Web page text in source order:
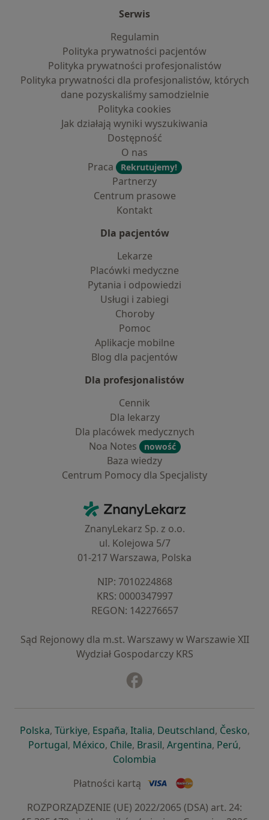
Serwis
Regulamin
Polityka prywatności pacjentów
Polityka prywatności profesjonalistów
Polityka prywatności dla profesjonalistów, których
dane pozyskaliśmy samodzielnie
Polityka cookies
Jak działają wyniki wyszukiwania
Dostępność
O nas
Praca
Rekrutujemy!
Partnerzy
Centrum prasowe
Kontakt
Dla pacjentów
Lekarze
Placówki medyczne
Pytania i odpowiedzi
Usługi i zabiegi
Choroby
Pomoc
Aplikacje mobilne
Blog dla pacjentów
Dla profesjonalistów
Cennik
Dla lekarzy
Dla placówek medycznych
Noa Notes
nowość
Baza wiedzy
Centrum Pomocy dla Specjalisty
ZnanyLekarz - Strona główna
ZnanyLekarz Sp. z o.o.
ul. Kolejowa 5/7
01-217 Warszawa, Polska
NIP: ⁠7010224868
KRS: ⁠0000347997
REGON: ⁠142276657
Sąd Rejonowy dla m.st. Warszawy w Warszawie XII
Wydział Gospodarczy KRS
Polskaotwiera się w nowej karcie
, Türkiyeotwiera się w nowej karcie
, Españaotwiera się w nowej karcie
, Italiaotwiera się w nowej
, Deutschlandotwiera się
, Česko,
Portugalotwiera się w nowej karcie
, Méxicootwiera się w nowej karcie
, Chileotwiera się w nowej karcie
, Brasilotwiera się w nowej
, Argentinaotwiera się
, Perú,
Colombia
Płatności kartą
ROZPORZĄDZENIE (UE) 2022/2065 (DSA) art. 24: